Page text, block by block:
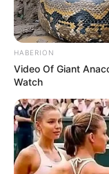
ดวงรายวัน 16 สิงหาคม
HABERION
Video Of Giant
Watch